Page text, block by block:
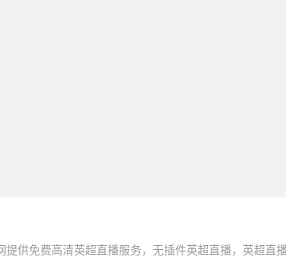
提供免费高清英超直播服务，无插件英超直播，英超